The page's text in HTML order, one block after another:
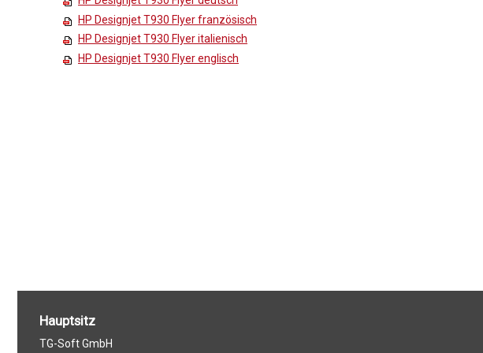
HP Designjet T930 Flyer französisch
HP Designjet T930 Flyer italienisch
HP Designjet T930 Flyer englisch
Hauptsitz
TG-Soft GmbH